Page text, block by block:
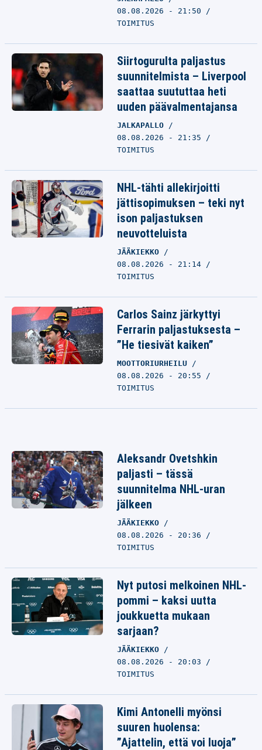
08.08.2026 - 21:50
TOIMITUS
Siirtogurulta paljastus
suunnitelmista – Liverpool
saattaa suututtaa heti
uuden päävalmentajansa
JALKAPALLO
08.08.2026 - 21:35
TOIMITUS
NHL-tähti allekirjoitti
jättisopimuksen – teki nyt
ison paljastuksen
neuvotteluista
JÄÄKIEKKO
08.08.2026 - 21:14
TOIMITUS
Carlos Sainz järkyttyi
Ferrarin paljastuksesta –
”He tiesivät kaiken”
MOOTTORIURHEILU
08.08.2026 - 20:55
TOIMITUS
Aleksandr Ovetshkin
paljasti – tässä
suunnitelma NHL-uran
jälkeen
JÄÄKIEKKO
08.08.2026 - 20:36
TOIMITUS
Nyt putosi melkoinen NHL-
pommi – kaksi uutta
joukkuetta mukaan
sarjaan?
JÄÄKIEKKO
08.08.2026 - 20:03
TOIMITUS
Kimi Antonelli myönsi
suuren huolensa:
”Ajattelin, että voi luoja”